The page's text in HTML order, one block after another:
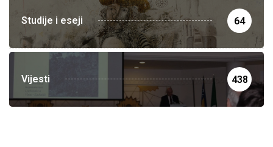
Studije i eseji 64
Vijesti 438